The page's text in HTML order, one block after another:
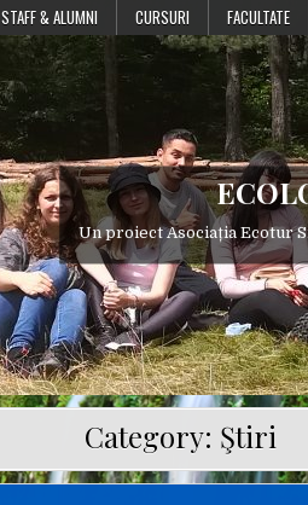
STAFF & ALUMNI CURSURI FACULTATE
Un proiect Asociația Ecotur
Category: Ştiri